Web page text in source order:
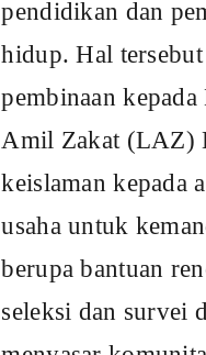
kepada asnaf
kemandirian
bantuan renovasi
dan survei dari tim
komunitas asnaf
bersumber dari dana
keagamaan, maka